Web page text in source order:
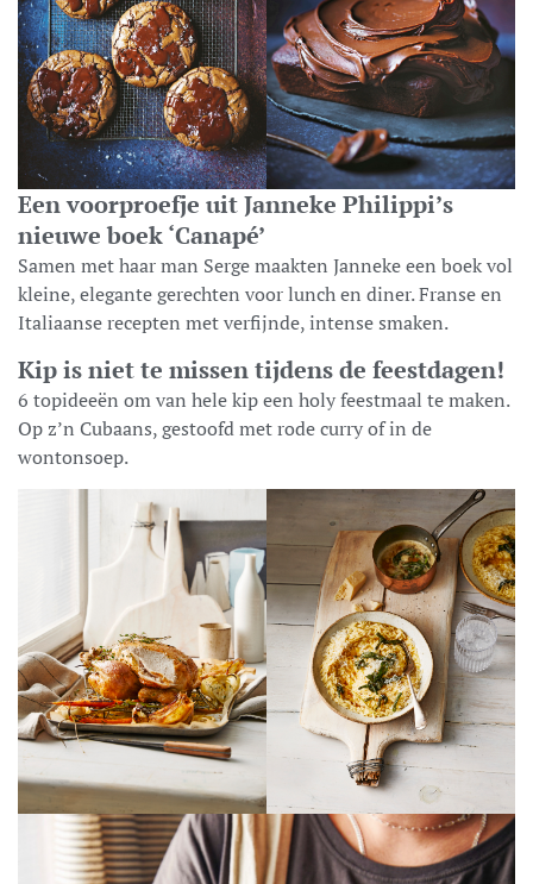
Een voorproefje uit Janneke Philippi’s
nieuwe boek ‘Canapé’
Samen met haar man Serge maakten Janneke een boek vol
kleine, elegante gerechten voor lunch en diner. Franse en
Italiaanse recepten met verfijnde, intense smaken.
Kip is niet te missen tijdens de feestdagen!
6 topideeën om van hele kip een holy feestmaal te maken.
Op z’n Cubaans, gestoofd met rode curry of in de
wontonsoep.